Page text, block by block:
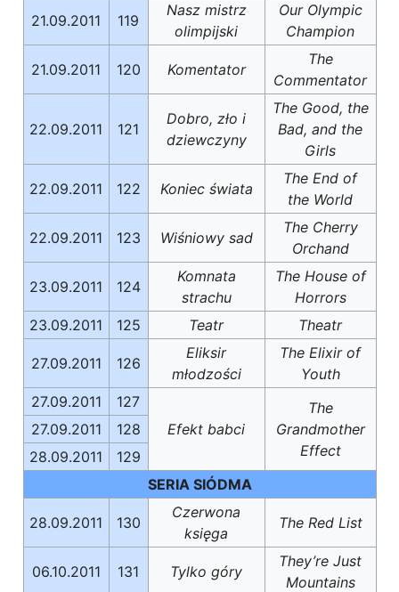
21.09.2011 119
Nasz mistrz
olimpijski
Our Olympic
Champion
21.09.2011 120 Komentator
The
Commentator
22.09.2011 121
Dobro, zło i
dziewczyny
The Good, the
Bad, and the
Girls
22.09.2011 122 Koniec świata
The End of
the World
22.09.2011 123 Wiśniowy sad
The Cherry
Orchand
23.09.2011 124
Komnata
strachu
The House of
Horrors
23.09.2011
125 Teatr Theatr
27.09.2011 126
Eliksir
młodzości
The Elixir of
Youth
27.09.2011
127
Efekt babci
The
Grandmother
Effect
27.09.2011
128
28.09.2011
129
SERIA SIÓDMA
28.09.2011 130
Czerwona
księga
The Red List
06.10.2011 131 Tylko góry
They’re Just
Mountains